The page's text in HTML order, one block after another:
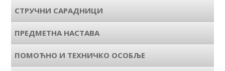
СТРУЧНИ САРАДНИЦИ
ПРЕДМЕТНА НАСТАВА
ПОМОЋНО И ТЕХНИЧКО ОСОБЉЕ